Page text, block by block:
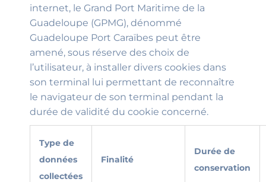
internet, le Grand Port Maritime de la
Guadeloupe (GPMG), dénommé
Guadeloupe Port Caraïbes peut être
amené, sous réserve des choix de
l’utilisateur, à installer divers cookies dans
son terminal lui permettant de reconnaître
le navigateur de son terminal pendant la
durée de validité du cookie concerné.
Type de
données
collectées
Finalité
Durée de
conservation